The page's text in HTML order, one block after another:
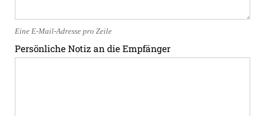
Eine E-Mail-Adresse pro Zeile
Persönliche Notiz an die Empfänger